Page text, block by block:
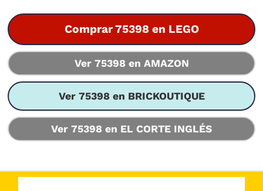
Comprar 75398 en LEGO
Ver 75398 en AMAZON
Ver 75398 en BRICKOUTIQUE
Ver 75398 en EL CORTE INGLÉS